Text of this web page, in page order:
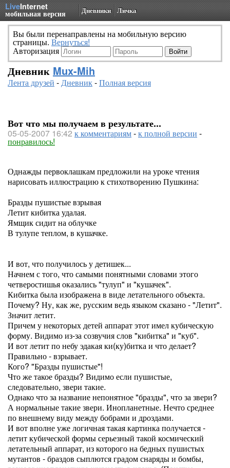
LiveInternet
мобильная версия Дневники Личка
Вы были перенаправлены на мобильную версию
страницы. Вернуться!
Авторизация
Дневник Mux-Mih
Лента друзей -Дневник-Полная версия
Вот что мы получаем в результате...
05-05-2007 16:42 к комментариям-к полной версии -
понравилось!
Однажды первоклашкам предложили на уроке чтения
нарисовать иллюстрацию к стихотворению Пушкина:
Бразды пушистые взрывая
Летит кибитка удалая.
Ямщик сидит на облучке
В тулупе теплом, в кушачке.
И вот, что получилось у детишек...
Начнем с того, что самыми понятными словами этого
четверостишья оказались "тулуп" и "кушачек".
Кибитка была изображена в виде летательного объекта.
Почему? Ну, как же, русским ведь языком сказано - "Летит".
Значит летит.
Причем у некоторых детей аппарат этот имел кубическую
форму. Видимо из-за созвучия слов "кибитка" и "куб".
И вот летит по небу эдакая ки(ку)битка и что делает?
Правильно - взрывает.
Кого? "Бразды пушистые"!
Что же такое бразды? Видимо если пушистые,
следовательно, звери такие.
Однако что за название непонятное "бразды", что за звери?
А нормальные такие звери. Инопланетные. Нечто среднее
по внешнему виду между бобрами и дроздами.
И вот вполне уже логичная такая картинка получается -
летит кубической формы серьезный такой космический
летательный аппарат, из которого на бедных пушистых
мутантов - браздов сыплются градом снаряды и бомбы,